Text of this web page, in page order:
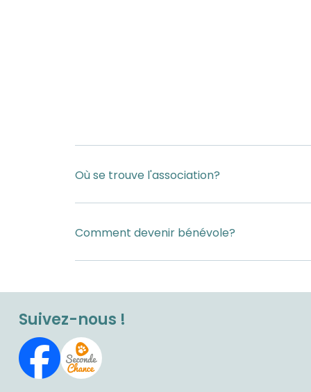
Où se trouve l'association?
Comment devenir bénévole?
Suivez-nous !